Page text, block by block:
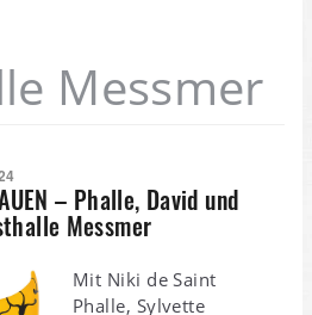
Messmer
– Phalle, David und
Messmer
Mit Niki de Saint
Phalle, Sylvette